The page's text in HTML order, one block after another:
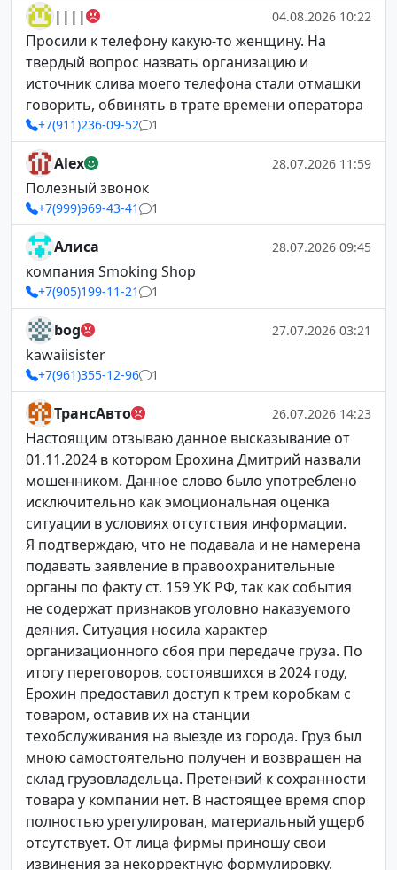
|||| 04.08.2026 10:22
Просили к телефону какую-то женщину. На
твердый вопрос назвать организацию и
источник слива моего телефона стали отмашки
говорить, обвинять в трате времени оператора
+7(911)236-09-52 1
Alex 28.07.2026 11:59
Полезный звонок
+7(999)969-43-41 1
Алиса 28.07.2026 09:45
компания Smoking Shop
+7(905)199-11-21 1
bog 27.07.2026 03:21
kawaiisister
+7(961)355-12-96 1
ТрансАвто 26.07.2026 14:23
Настоящим отзываю данное высказывание от
01.11.2024 в котором Ерохина Дмитрий назвали
мошенником. Данное слово было употреблено
исключительно как эмоциональная оценка
ситуации в условиях отсутствия информации.
Я подтверждаю, что не подавала и не намерена
подавать заявление в правоохранительные
органы по факту ст. 159 УК РФ, так как события
не содержат признаков уголовно наказуемого
деяния. Ситуация носила характер
организационного сбоя при передаче груза. По
итогу переговоров, состоявшихся в 2024 году,
Ерохин предоставил доступ к трем коробкам с
товаром, оставив их на станции
техобслуживания на выезде из города. Груз был
мною самостоятельно получен и возвращен на
склад грузовладельца. Претензий к сохранности
товара у компании нет. В настоящее время спор
полностью урегулирован, материальный ущерб
отсутствует. От лица фирмы приношу свои
извинения за некорректную формулировку.